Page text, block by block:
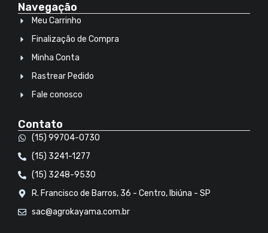
Navegação
Meu Carrinho
Finalização de Compra
Minha Conta
Rastrear Pedido
Fale conosco
Contato
(15) 99704-0730
(15) 3241-1277
(15) 3248-9530
R. Francisco de Barros, 36 - Centro, Ibiúna - SP
sac@agrokayama.com.br